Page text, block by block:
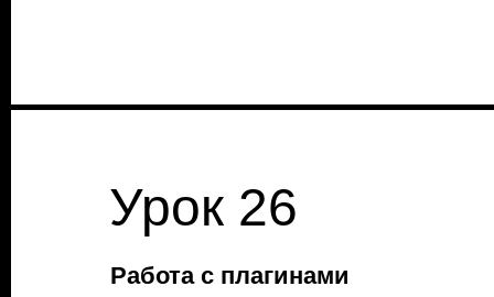
Урок 26
Работа с плагинами